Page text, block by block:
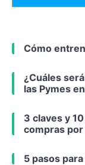
Cómo
¿Cuáles
las Pymes
3 claves y
compras
5 pasos